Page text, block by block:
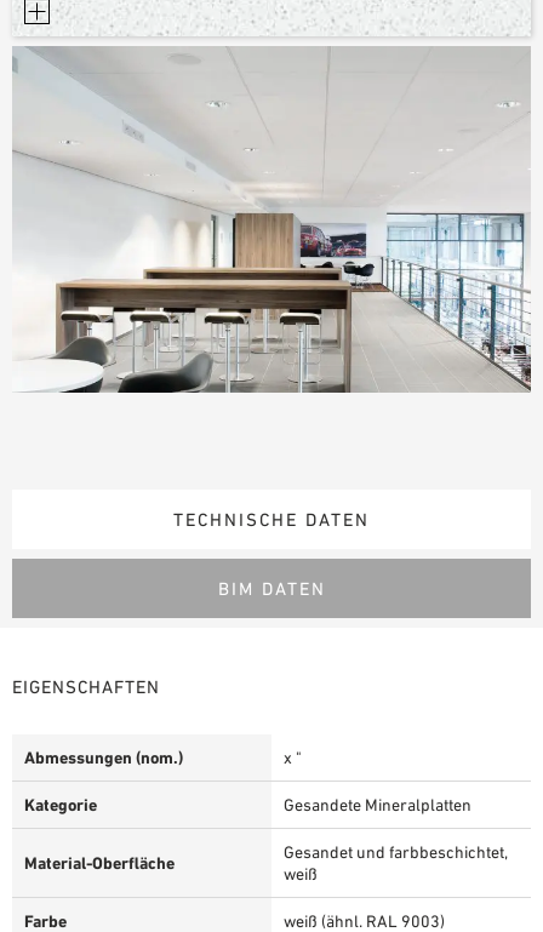
TECHNISCHE DATEN
BIM DATEN
EIGENSCHAFTEN
Abmessungen (nom.) x "
Kategorie Gesandete Mineralplatten
Material-Oberfläche
Gesandet und farbbeschichtet,
weiß
Farbe weiß (ähnl. RAL 9003)